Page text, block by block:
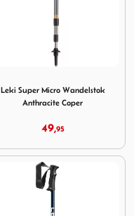
Leki Super Micro Wandelstok
Anthracite Coper
49,95